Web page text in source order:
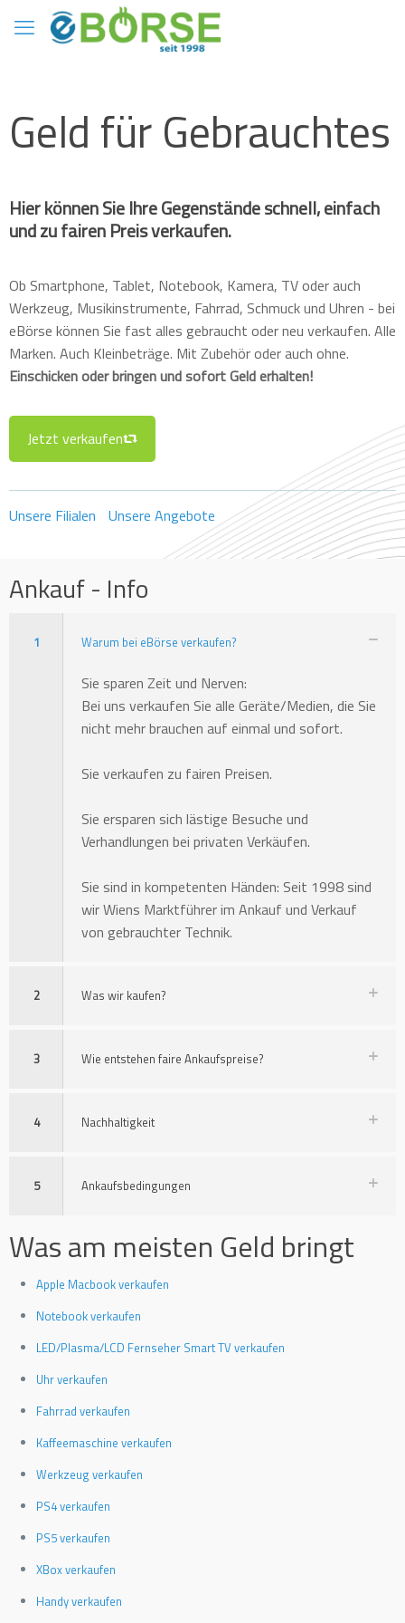
Geld für Gebrauchtes
Hier können Sie Ihre Gegenstände schnell, einfach
und zu fairen Preis verkaufen.
Ob Smartphone, Tablet, Notebook, Kamera, TV oder auch
Werkzeug, Musikinstrumente, Fahrrad, Schmuck und Uhren - bei
eBörse können Sie fast alles gebraucht oder neu verkaufen. Alle
Marken. Auch Kleinbeträge. Mit Zubehör oder auch ohne.
Einschicken oder bringen und sofort Geld erhalten!
Jetzt verkaufen
Unsere Filialen Unsere Angebote
Ankauf - Info
1 Warum bei eBörse verkaufen?
Sie sparen Zeit und Nerven:
Bei uns verkaufen Sie alle Geräte/Medien, die Sie
nicht mehr brauchen auf einmal und sofort.
Sie verkaufen zu fairen Preisen.
Sie ersparen sich lästige Besuche und
Verhandlungen bei privaten Verkäufen.
Sie sind in kompetenten Händen: Seit 1998 sind
wir Wiens Marktführer im Ankauf und Verkauf
von gebrauchter Technik.
2 Was wir kaufen?
3 Wie entstehen faire Ankaufspreise?
4 Nachhaltigkeit
5 Ankaufsbedingungen
Was am meisten Geld bringt
Apple Macbook verkaufen
Notebook verkaufen
LED/Plasma/LCD Fernseher Smart TV verkaufen
Uhr verkaufen
Fahrrad verkaufen
Kaffeemaschine verkaufen
Werkzeug verkaufen
PS4 verkaufen
PS5 verkaufen
XBox verkaufen
Handy verkaufen